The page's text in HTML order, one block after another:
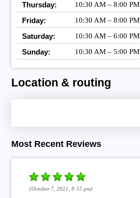
Thursday: 10:30 AM – 8:00 PM
Friday: 10:30 AM – 8:00 PM
Saturday: 10:30 AM – 6:00 PM
Sunday: 10:30 AM – 5:00 PM
Location & routing
Most Recent Reviews
(October 7, 2021, 8:55 pm)